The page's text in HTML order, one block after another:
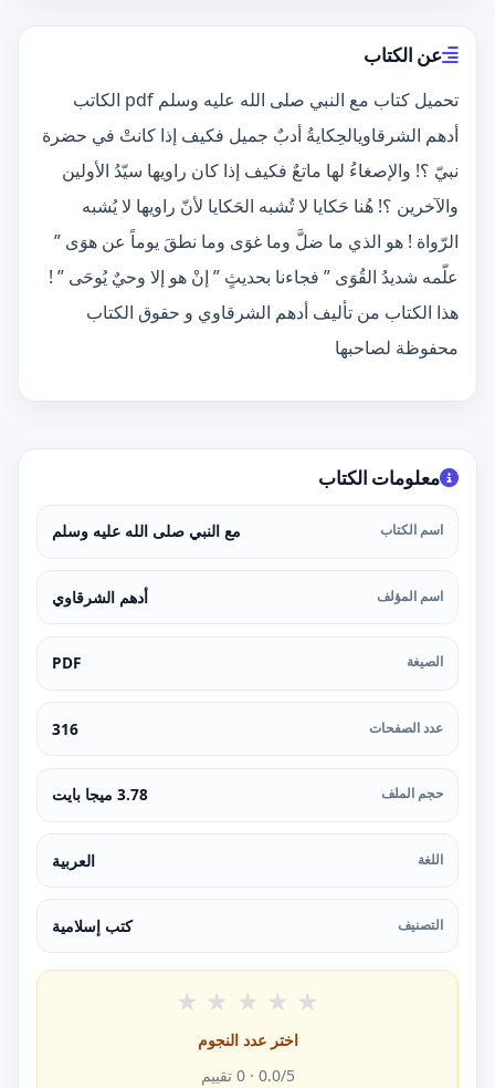
عن الكتاب
تحميل كتاب مع النبي صلى الله عليه وسلم pdf الكاتب
أدهم الشرقاويالحِكايةُ أدبٌ جميل فكيف إذا كانتْ في حضرة
نبيّ ؟! والإصغاءُ لها ماتعٌ فكيف إذا كان راويها سيّدُ الأولين
والآخرين ؟! هُنا حَكايا لا تُشبه الحَكايا لأنّ راويها لا يُشبه
الرّواة ! هو الذي ما ضلَّ وما غوَى وما نطقَ يوماً عن هوَى ”
علّمه شديدُ القُوَى ” فجاءنا بحديثٍ ” إنْ هو إلا وحيٌ يُوحَى ” !
هذا الكتاب من تأليف أدهم الشرقاوي و حقوق الكتاب
محفوظة لصاحبها
معلومات الكتاب
اسم الكتاب مع النبي صلى الله عليه وسلم
اسم المؤلف أدهم الشرقاوي
الصيغة PDF
عدد الصفحات 316
حجم الملف 3.78 ميجا بايت
اللغة العربية
التصنيف كتب إسلامية
★ ★ ★ ★ ★
اختر عدد النجوم
0.0/5 ·
0 تقييم